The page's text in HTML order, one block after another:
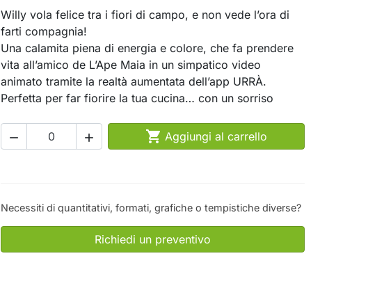
Willy vola felice tra i fiori di campo, e non vede l’ora di
farti compagnia!
Una calamita piena di energia e colore, che fa prendere
vita all’amico de L’Ape Maia in un simpatico video
animato tramite la realtà aumentata dell’app URRÀ.
Perfetta per far fiorire la tua cucina… con un sorriso
   Aggiungi al carrello
Necessiti di quantitativi, formati, grafiche o tempistiche diverse?
Richiedi un preventivo